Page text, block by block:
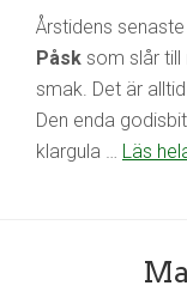
Årstidens
Påsk som slår
smak. Det är
Den enda
klargula … Läs